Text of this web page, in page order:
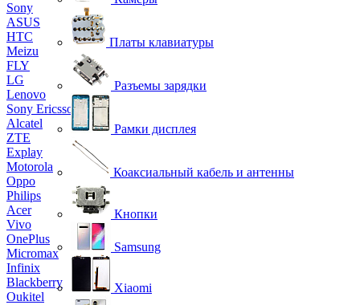
Sony
ASUS
HTC
Meizu
FLY
LG
Lenovo
Sony Ericsson
Alcatel
ZTE
Explay
Motorola
Oppo
Philips
Acer
Vivo
OnePlus
Micromax
Infinix
Blackberry
Oukitel
Платы клавиатуры
Разъемы зарядки
Рамки дисплея
Коаксиальный кабель и антенны
Кнопки
Samsung
Xiaomi